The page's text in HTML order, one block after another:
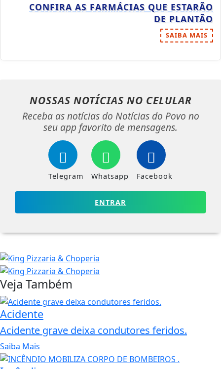
CONFIRA AS FARMÁCIAS QUE ESTARÃO
DE PLANTÃO
SAIBA MAIS
NOSSAS NOTÍCIAS NO CELULAR
Receba as notícias do Notícias do Povo no
seu app favorito de mensagens.
Telegram Whatsapp Facebook
ENTRAR
Veja Também
Acidente
Acidente grave deixa condutores feridos.
Saiba Mais